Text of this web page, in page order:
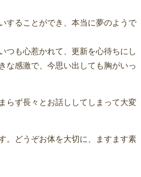
することができ、本当に夢のようで
つも心惹かれて、更新を心待ちにし
な感激で、今思い出しても胸がいっ
らず長々とお話ししてしまって大変
。どうぞお体を大切に、ますます素